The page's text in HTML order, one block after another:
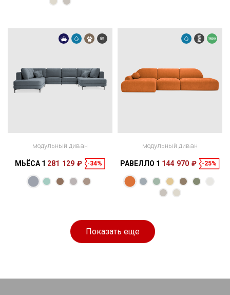
128 × 84 × 115
165 × 115 см
модульный диван
МЬЁСА 1 281 129 ₽ -34%
Размеры
Спальное
модульный диван
РАВЕЛЛО 1 144 970 ₽ -25%
Показать еще